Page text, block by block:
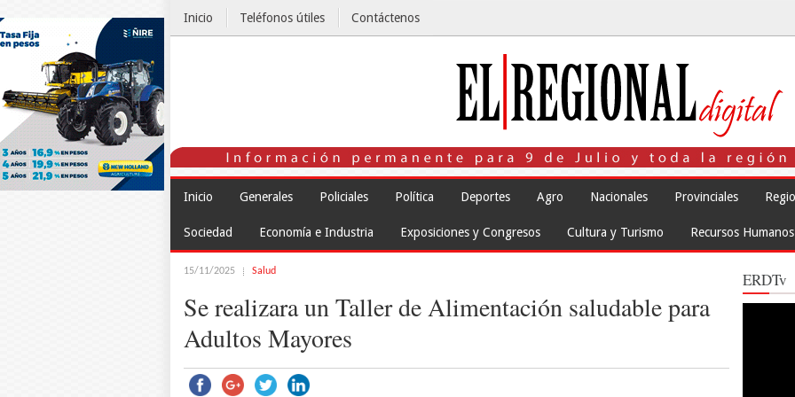
Inicio Teléfonos útiles Contáctenos
Inicio Generales Policiales Política Deportes Agro Nacionales Provinciales
Sociedad Economía e Industria Exposiciones y Congresos Cultura y Turismo Recursos Humanos
15/11/2025 Salud
Se realizara un Taller de Alimentación saludable para
Adultos Mayores
ERDTv